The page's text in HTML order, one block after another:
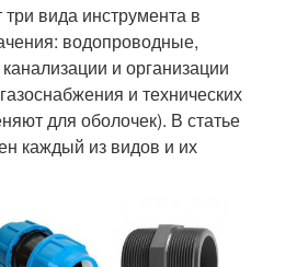
вида инструмента в
водопроводные,
и организации
и технических
для оболочек). В статье
каждый из видов и их